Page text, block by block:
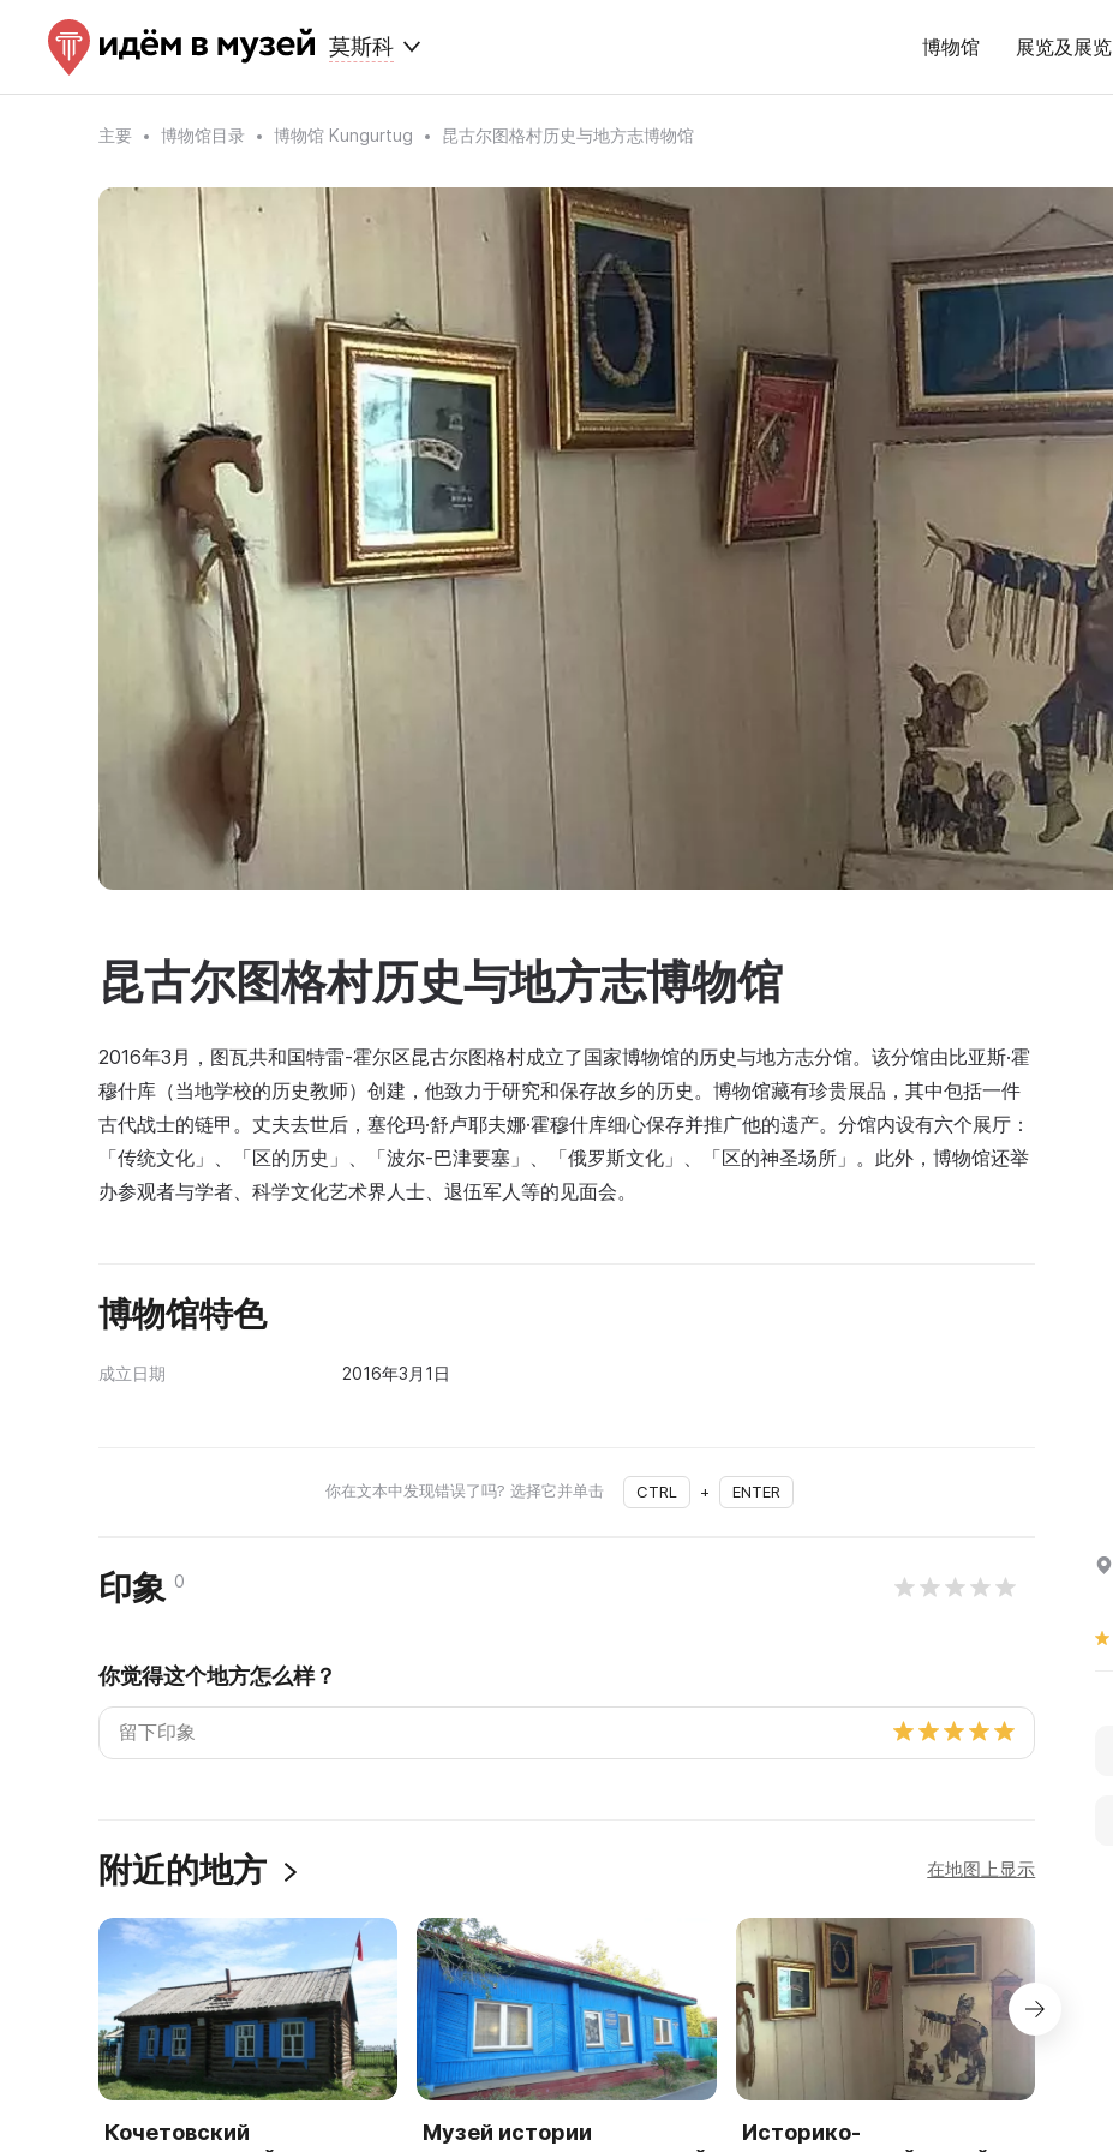
莫斯科 博物馆 展览及展览
主要 博物馆目录 博物馆 Kungurtug 昆古尔图格村历史与地方志博物馆
昆古尔图格村历史与地方志博物馆
2016年3月，图瓦共和国特雷-霍尔区昆古尔图格村成立了国家博物馆的历史与地方志分馆。该分馆由比亚斯·霍
穆什库（当地学校的历史教师）创建，他致力于研究和保存故乡的历史。博物馆藏有珍贵展品，其中包括一件
古代战士的链甲。丈夫去世后，塞伦玛·舒卢耶夫娜·霍穆什库细心保存并推广他的遗产。分馆内设有六个展厅：
「传统文化」、「区的历史」、「波尔-巴津要塞」、「俄罗斯文化」、「区的神圣场所」。此外，博物馆还举
办参观者与学者、科学文化艺术界人士、退伍军人等的见面会。
博物馆特色
成立日期 2016年3月1日
你在文本中发现错误了吗? 选择它并单击 CTRL + ENTER
印象 0
你觉得这个地方怎么样？
附近的地方 在地图上显示
Кочетовский
Музей истории
Историко-